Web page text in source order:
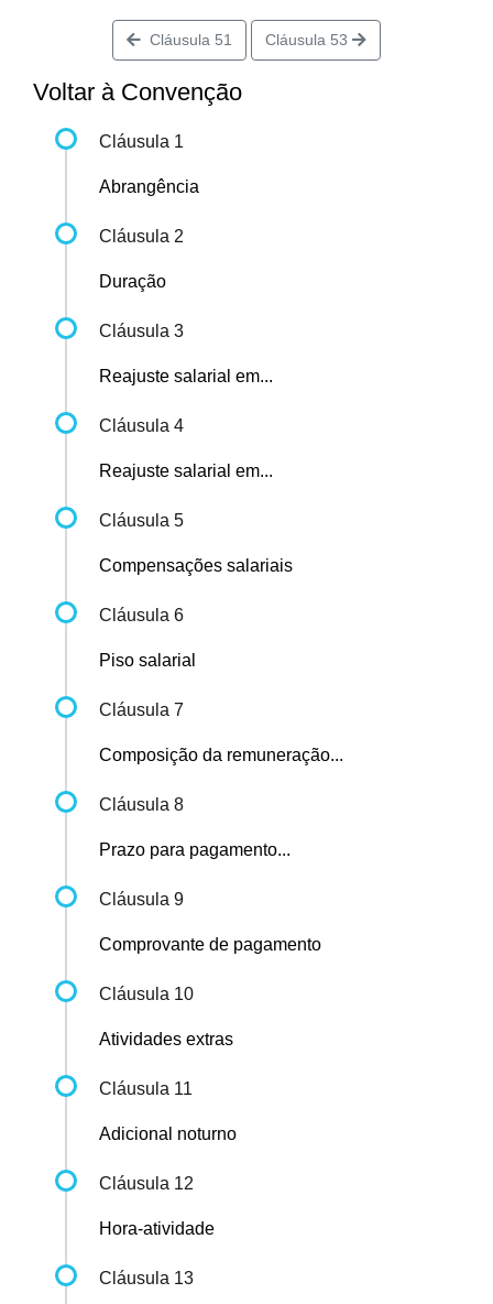
Cláusula 51 Cláusula 53
Voltar à Convenção
Cláusula 1
Abrangência
Cláusula 2
Duração
Cláusula 3
Reajuste salarial em...
Cláusula 4
Reajuste salarial em...
Cláusula 5
Compensações salariais
Cláusula 6
Piso salarial
Cláusula 7
Composição da remuneração...
Cláusula 8
Prazo para pagamento...
Cláusula 9
Comprovante de pagamento
Cláusula 10
Atividades extras
Cláusula 11
Adicional noturno
Cláusula 12
Hora-atividade
Cláusula 13